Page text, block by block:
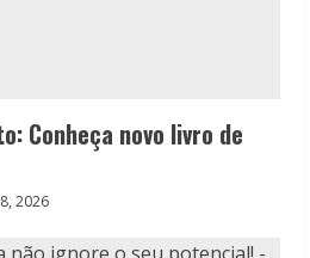
Conheça novo livro de
2026